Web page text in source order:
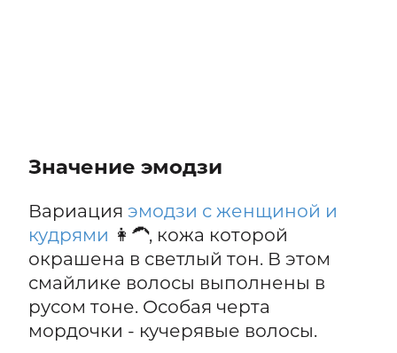
Значение эмодзи
Вариация эмодзи с женщиной и
кудрями 👩‍🦱, кожа которой
окрашена в светлый тон. В этом
смайлике волосы выполнены в
русом тоне. Особая черта
мордочки - кучерявые волосы.